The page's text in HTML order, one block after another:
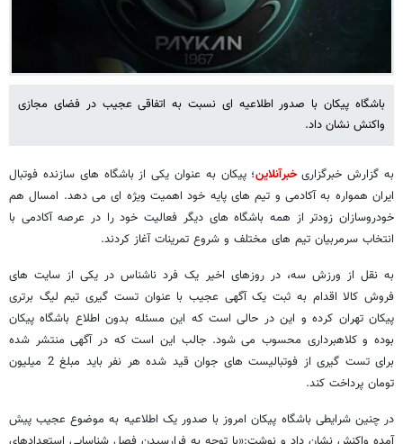
باشگاه پیکان با صدور اطلاعیه ای نسبت به اتفاقی عجیب در فضای مجازی
واکنش نشان داد.
به گزارش خبرگزاریخبرآنلاین؛ پیکان به عنوان یکی از باشگاه های سازنده فوتبال
ایران همواره به آکادمی و تیم های پایه خود اهمیت ویژه ای می دهد. امسال هم
خودروسازان زودتر از همه باشگاه های دیگر فعالیت خود را در عرصه آکادمی با
انتخاب سرمربیان تیم های مختلف و شروع تمرینات آغاز کردند.
به نقل از ورزش سه، در روزهای اخیر یک فرد ناشناس در یکی از سایت های
فروش کالا اقدام به ثبت یک آگهی عجیب با عنوان تست گیری تیم لیگ برتری
پیکان تهران کرده و این در حالی است که این مسئله بدون اطلاع باشگاه پیکان
بوده و کلاهبرداری محسوب می شود. جالب این است که در آگهی منتشر شده
برای تست گیری از فوتبالیست های جوان قید شده هر نفر باید مبلغ 2 میلیون
تومان پرداخت کند.
در چنین شرایطی باشگاه پیکان امروز با صدور یک اطلاعیه به موضوع عجیب پیش